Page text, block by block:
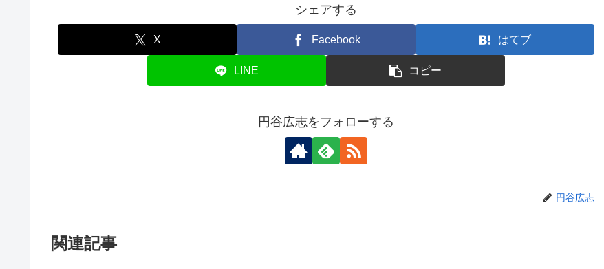
o
シェアする
X Facebook はてブ
LINE コピー
円谷広志をフォローする
円谷広志
関連記事